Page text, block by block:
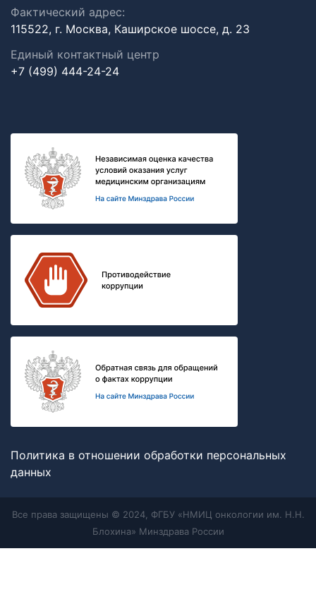
Фактический адрес:
115522, г. Москва, Каширское шоссе, д. 23
Единый контактный центр
+7 (499) 444-24-24
Политика в отношении обработки персональных
данных
Все права защищены © 2024, ФГБУ «НМИЦ онкологии им. Н.Н.
Блохина» Минздрава России